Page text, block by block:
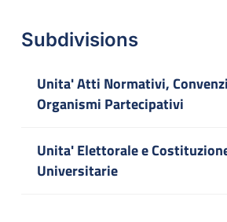
Subdivisions
Unita' Atti Normativi,
Organismi Partecipativi
Unita' Elettorale e
Universitarie